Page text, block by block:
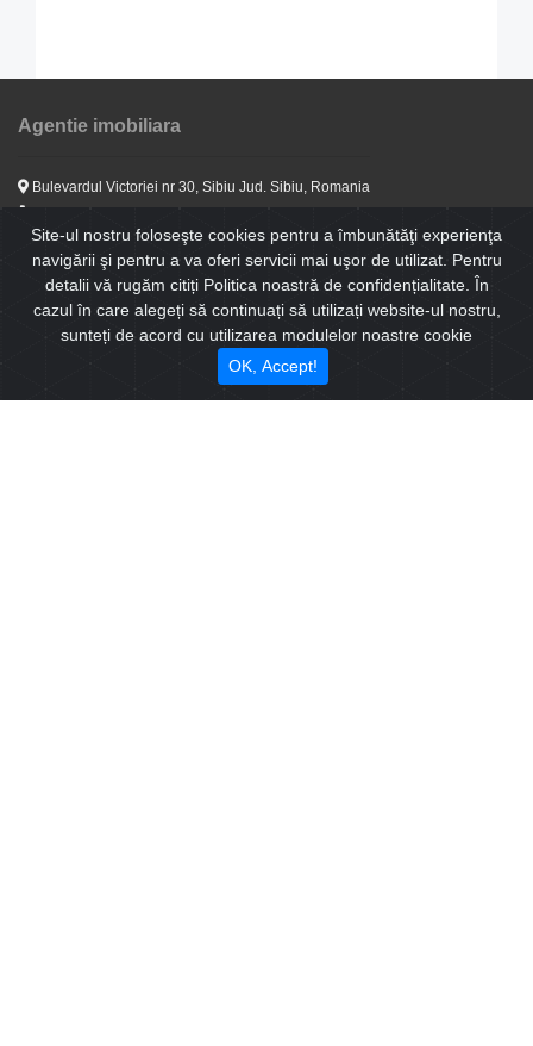
Agentie imobiliara
Bulevardul Victoriei nr 30, Sibiu Jud. Sibiu, Romania
(+40) 0744491869
corina.sibimobiliare@gmail.com
program: 9 - 17
Cele mai populare oferte
Site-ul nostru foloseşte cookies pentru a îmbunătăţi experienţa
navigării şi pentru a va oferi servicii mai uşor de utilizat. Pentru
detalii vă rugăm citiți Politica noastră de confidențialitate. În
cazul în care alegeți să continuați să utilizați website-ul nostru,
sunteți de acord cu utilizarea modulelor noastre cookie
OK, Accept!